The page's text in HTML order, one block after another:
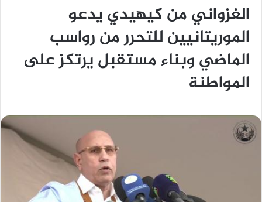
الغزواني من كيهيدي يدعو
الموريتانيين للتحرر من رواسب
الماضي وبناء مستقبل يرتكز على
المواطنة